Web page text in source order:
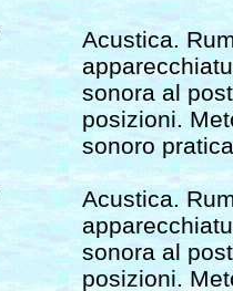
Acustica.
sonora al
posizioni.
sonoro
Acustica.
sonora al
posizioni.